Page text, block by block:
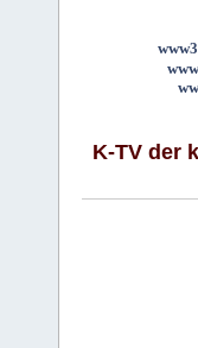
K-TV der